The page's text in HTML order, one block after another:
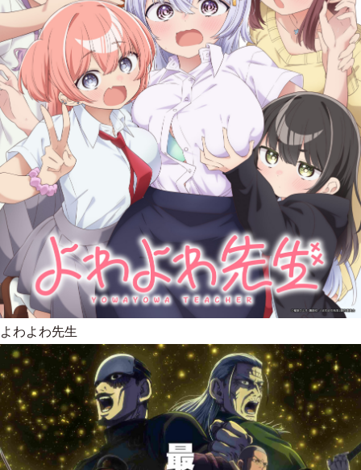
よわよわ先生